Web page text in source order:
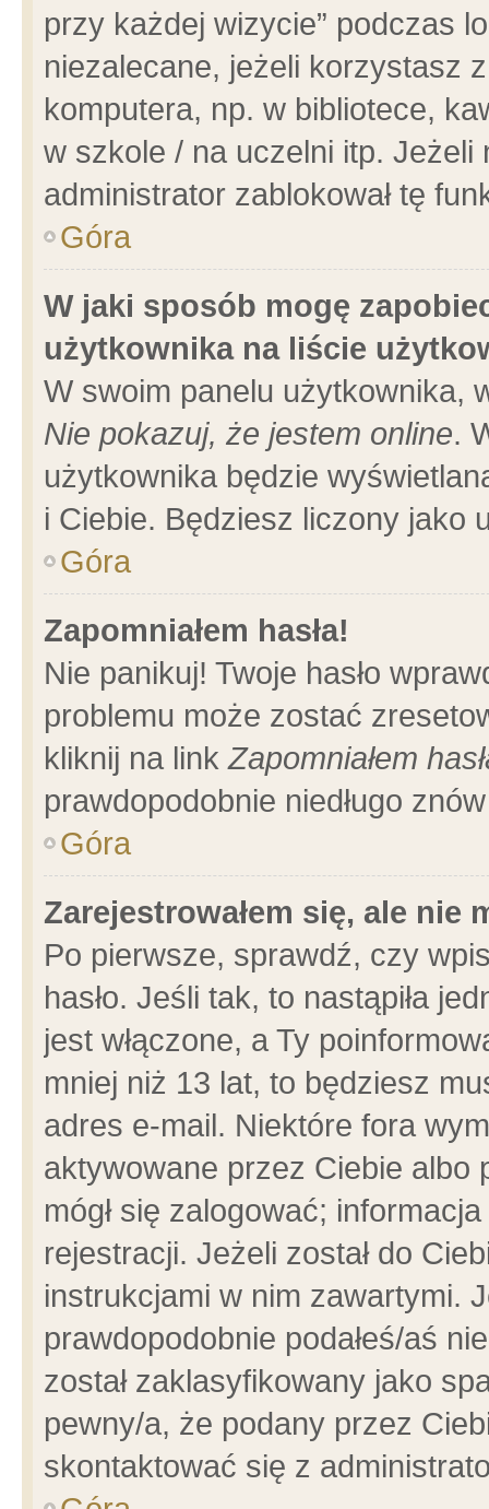
przy każdej wizycie” podczas
niezalecane, jeżeli korzystasz
komputera, np. w bibliotece,
w szkole / na uczelni itp.
administrator zablokował tę
Góra
W jaki sposób mogę
użytkownika na liście
W swoim panelu użytkownika,
Nie pokazuj, że jestem online.
użytkownika będzie
i Ciebie. Będziesz liczony jako
Góra
Zapomniałem hasła!
Nie panikuj! Twoje hasło
problemu może zostać
kliknij na linkZapomniałem
prawdopodobnie niedługo
Góra
Zarejestrowałem się, ale nie
Po pierwsze, sprawdź, czy
hasło. Jeśli tak, to nastąpiła
jest włączone, a Ty
mniej niż 13 lat, to będziesz
adres e-mail. Niektóre fora
aktywowane przez Ciebie albo
mógł się zalogować;
rejestracji. Jeżeli został do
instrukcjami w nim zawartymi.
prawdopodobnie podałeś/aś
został zaklasyfikowany jako
pewny/a, że podany przez
skontaktować się z